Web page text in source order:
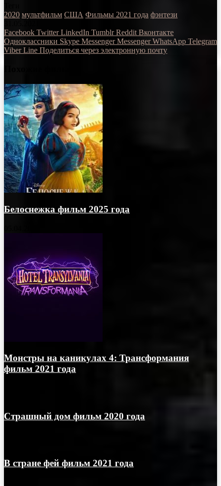
2020 мультфильм США Фильмы 2021 года фэнтези
Facebook Twitter LinkedIn Tumblr Reddit Вконтакте
Одноклассники Skype Messenger Messenger WhatsApp Telegram
Viber Line Поделиться через электронную почту
Белоснежка фильм 2025 года
Монстры на каникулах 4: Трансформания
фильм 2021 года
Страшный дом фильм 2020 года
В стране фей фильм 2021 года